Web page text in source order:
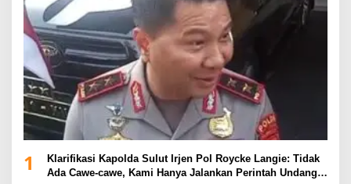
1
Klarifikasi Kapolda Sulut Irjen Pol Roycke Langie: Tidak
Ada Cawe-cawe, Kami Hanya Jalankan Perintah Undang-